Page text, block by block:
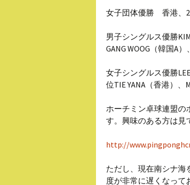
女子団体優勝 香港、2
男子シングルス優勝
GANG WOOG（韓国A）
女子シングルス優勝
位TIE YANA（香港）、
ホーチミン卓球連盟の
す。興味のある方は見
http://
ただし、現在南シナ海
度が非常に遅くなって